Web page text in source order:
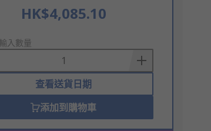
HK$4,085.10
入數量
查看送貨日期
添加到購物車